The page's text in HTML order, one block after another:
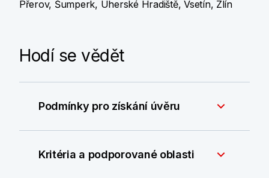
Přerov, Šumperk, Uherské Hradiště, Vsetín, Zlín
Hodí se vědět
Podmínky pro získání úvěru
Kritéria a podporované oblasti